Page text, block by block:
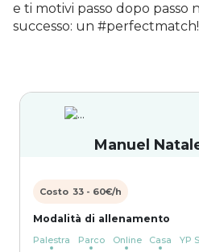
e ti motivi passo dopo passo
successo: un #perfectmatch!
Manuel
Costo 33 - 60€/h
Modalità di allenamento
Palestra Parco Online Casa YP